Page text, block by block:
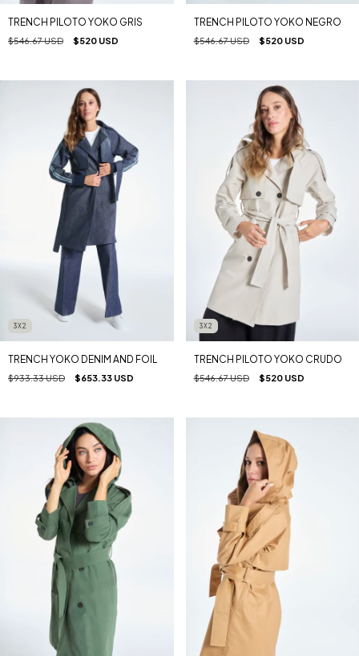
TRENCH PILOTO YOKO GRIS
$546.67 USD $520 USD
TRENCH PILOTO YOKO NEGRO
$546.67 USD $520 USD
3X2
TRENCH YOKO DENIM AND FOIL
$933.33 USD $653.33 USD
3X2
TRENCH PILOTO YOKO CRUDO
$546.67 USD $520 USD